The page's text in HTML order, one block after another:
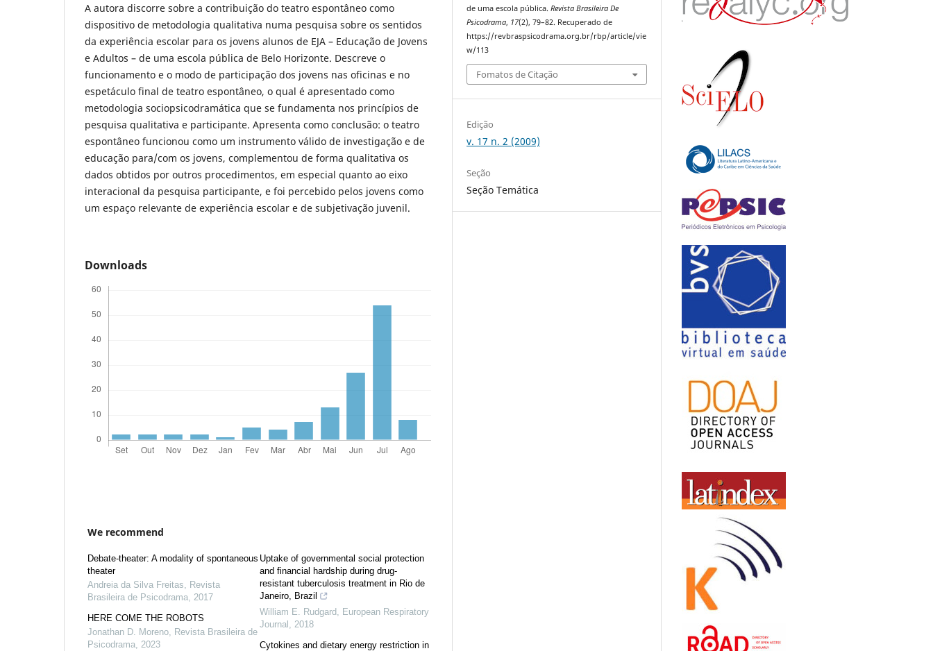
A autora discorre sobre a contribuição do teatro espontâneo como
dispositivo de metodologia qualitativa numa pesquisa sobre os sentidos
da experiência escolar para os jovens alunos de EJA – Educação de Jovens
e Adultos – de uma escola pública de Belo Horizonte. Descreve o
funcionamento e o modo de participação dos jovens nas oficinas e no
espetáculo final de teatro espontâneo, o qual é apresentado como
metodologia sociopsicodramática que se fundamenta nos princípios de
pesquisa qualitativa e participante. Apresenta como conclusão: o teatro
espontâneo funcionou como um instrumento válido de investigação e de
educação para/com os jovens, complementou de forma qualitativa os
dados obtidos por outros procedimentos, em especial quanto ao eixo
interacional da pesquisa participante, e foi percebido pelos jovens como
um espaço relevante de experiência escolar e de subjetivação juvenil.
Downloads
We recommend
Debate-theater: A modality of spontaneous
theater
Andreia da Silva Freitas
Revista
Brasileira de Psicodrama 2017
HERE COME THE ROBOTS
Jonathan D. Moreno
Revista Brasileira de
Psicodrama 2023
Uptake of governmental social protection
and financial hardship during drug-
resistant tuberculosis treatment in Rio de
Janeiro, Brazil
William E. Rudgard
European Respiratory
Journal
2018
Cytokines and dietary energy restriction in
de uma escola pública.Revista Brasileira De
Psicodrama, 17(2), 79–82. Recuperado de
https://revbraspsicodrama.org.br/rbp/article/vie
w/113
Fomatos de Citação
Edição
v. 17 n. 2 (2009)
Seção
Seção Temática